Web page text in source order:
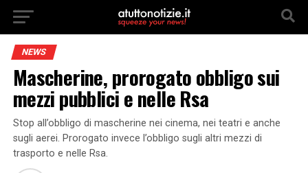
NEWS
Mascherine, prorogato obbligo sui
mezzi pubblici e nelle Rsa
Stop all’obbligo di mascherine nei cinema, nei teatri e anche
sugli aerei. Prorogato invece l’obbligo sugli altri mezzi di
trasporto e nelle Rsa.